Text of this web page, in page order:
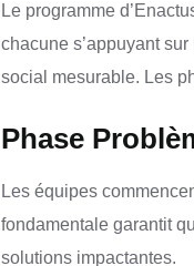
Le programme
chacune s’appuyant
social mesurable. Les
Phase
Les équipes
fondamentale garantit
solutions impactantes.